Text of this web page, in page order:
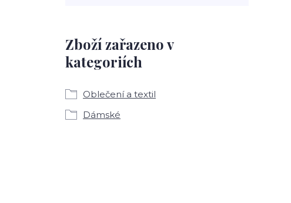
Zboží zařazeno v
kategoriích
Oblečení a textil
Dámské